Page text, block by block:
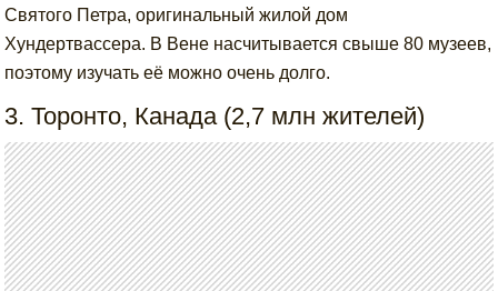
Святого Петра, оригинальный жилой дом
Хундертвассера. В Вене насчитывается свыше 80 музеев,
поэтому изучать её можно очень долго.
3. Торонто, Канада (2,7 млн жителей)